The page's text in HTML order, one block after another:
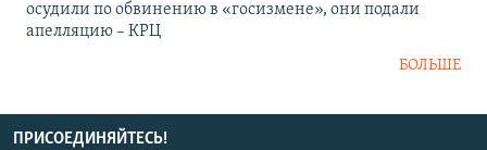
осудили по обвинению в «госизмене», они подали
апелляцию – КРЦ
БОЛЬШЕ
ПРИСОЕДИНЯЙТЕСЬ!